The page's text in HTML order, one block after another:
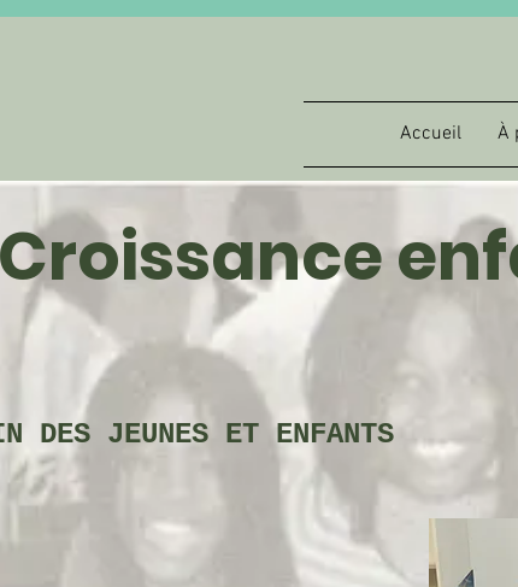
Accueil À
Croissance
DES JEUNES ET ENFANTS